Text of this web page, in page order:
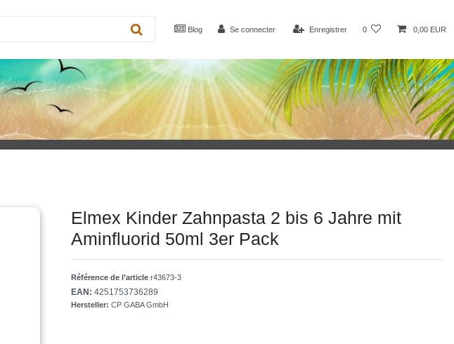
Blog Se connecter Enregistrer 0 0,00 EUR
Elmex Kinder Zahnpasta 2 bis 6 Jahre mit
Aminfluorid 50ml 3er Pack
Référence de l’article r43673-3
EAN: 4251753736289
Hersteller: CP GABA GmbH